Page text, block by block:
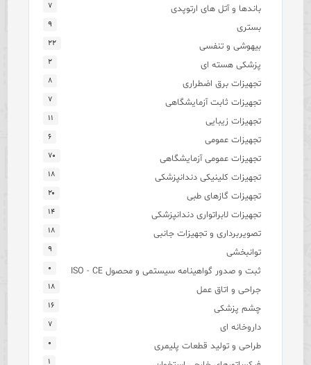
باندها و آتل های ارتوپدی ۷
بستری ۹
بیهوشی و تنفسی ۲۲
پزشکی هسته ای ۲
تجهیزات برق اضطراری ۸
تجهیزات ثابت آزمایشگاهی ۷
تجهیزات زیبایی ۱۱
تجهیزات عمومی ۶
تجهیزات عمومی آزمایشگاهی ۷۰
تجهیزات کلینیکی دندانپزشکی ۱۸
تجهیزات گازهای طبی ۲۰
تجهیزات لابراتواری دندانپزشکی ۱۴
تصویربرداری و تجهیزات جانبی ۱۸
توانبخشی ۹
ثبت و صدور گواهینامه سیستمی و محصول ISO - CE ۰
جراحی و اتاق عمل ۱۸
چشم پزشکی ۱۶
داروخانه ای ۷
طراحی و تولید قطعات پلیمری ۰
۱